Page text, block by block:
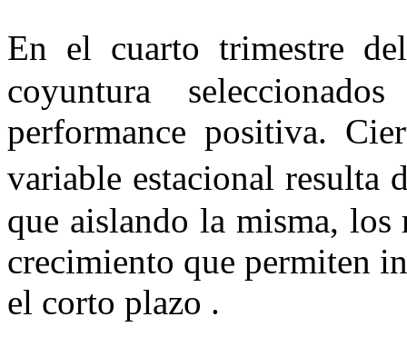
En el cuarto trimestre
coyuntura
performance positiva.
variable estacional resulta
que aislando la misma,
crecimiento que permiten
el corto plazo .